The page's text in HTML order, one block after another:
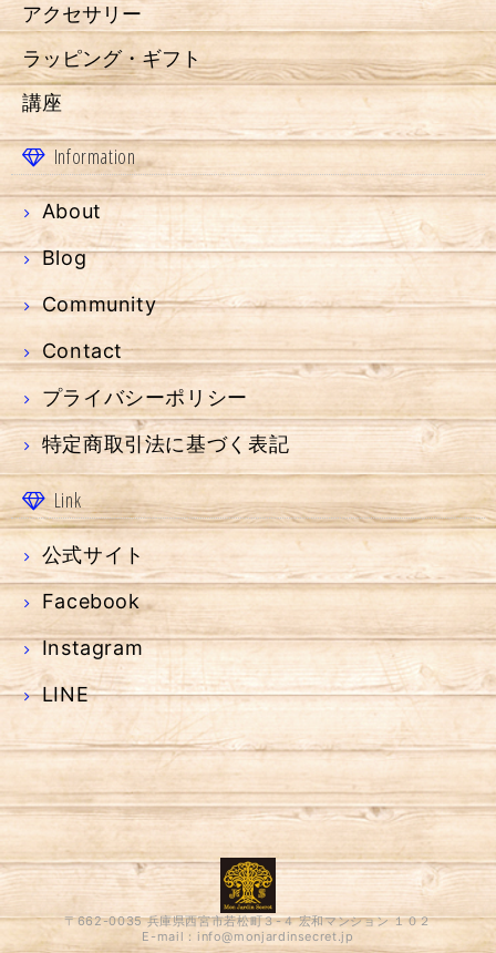
アクセサリー
ラッピング・ギフト
講座
Information
About
Blog
Community
Contact
プライバシーポリシー
特定商取引法に基づく表記
Link
公式サイト
Facebook
Instagram
LINE
〒662-0035 兵庫県西宮市若松町３-４ 宏和マンション １０２
E-mail： info@monjardinsecret.jp